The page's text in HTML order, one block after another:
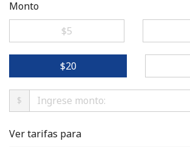
Monto
⁦$5⁩
⁦$20⁩
$
Ver tarifas para